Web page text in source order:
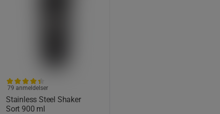
Stainless Steel Shaker
Sort 900 ml
79 anmeldelser